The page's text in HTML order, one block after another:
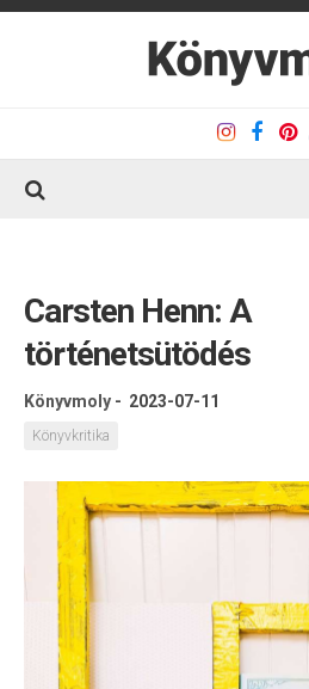
Könyvajánló
Kapcsolat
Olvasó sarok
Rólam
Carsten Henn: A
történetsütödés
Könyvmoly - 2023-07-11
Könyvkritika